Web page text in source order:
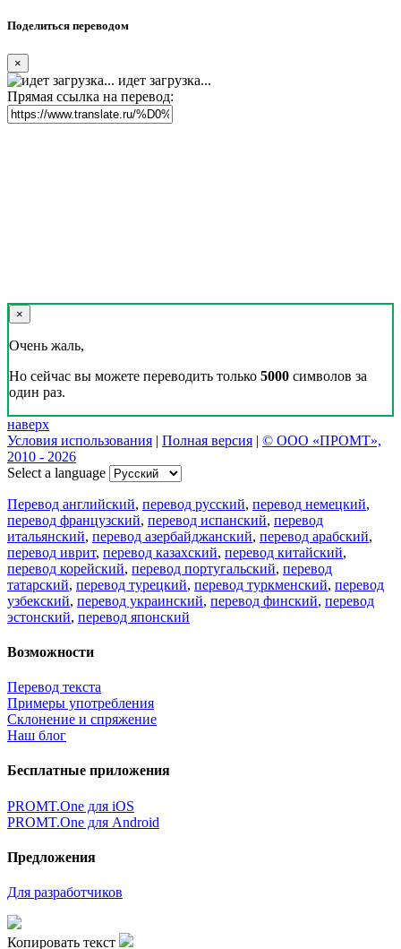
Поделиться переводом
×
идет загрузка...
Прямая ссылка на перевод:
×
Очень жаль,
Но сейчас вы можете переводить только 5000 символов за
один раз.
наверх
Условия использования | Полная версия | © ООО «ПРОМТ»,
2010 - 2026
Select a language
Перевод английский, перевод русский, перевод немецкий,
перевод французский, перевод испанский, перевод
итальянский, перевод азербайджанский, перевод арабский,
перевод иврит, перевод казахский, перевод китайский,
перевод корейский, перевод португальский, перевод
татарский, перевод турецкий, перевод туркменский, перевод
узбекский, перевод украинский, перевод финский, перевод
эстонский, перевод японский
Возможности
Перевод текста
Примеры употребления
Склонение и спряжение
Наш блог
Бесплатные приложения
PROMT.One для iOS
PROMT.One для Android
Предложения
Для разработчиков
Копировать текст